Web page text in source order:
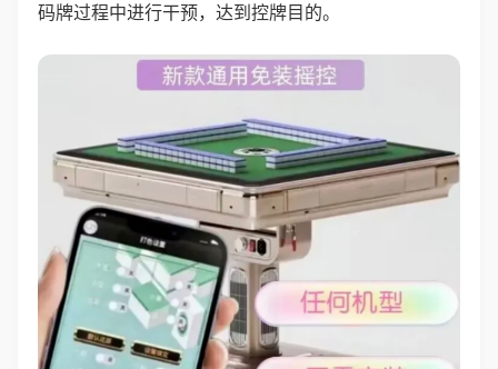
码牌过程中进行干预，达到控牌目的。